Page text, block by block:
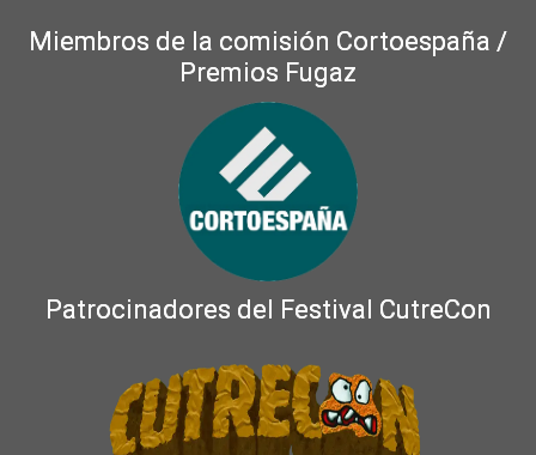
Miembros de la comisión Cortoespaña /
Premios Fugaz
Patrocinadores del Festival CutreCon